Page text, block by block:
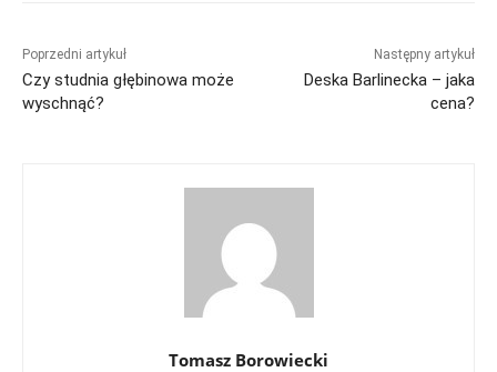
Poprzedni artykuł
Czy studnia głębinowa może
wyschnąć?
Następny artykuł
Deska Barlinecka – jaka
cena?
Tomasz Borowiecki